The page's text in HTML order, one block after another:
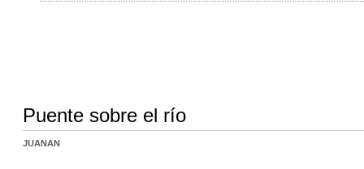
Puente sobre el río
JUANAN